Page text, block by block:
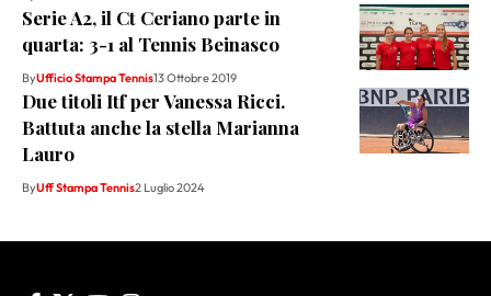
Serie A2, il Ct Ceriano parte in
quarta: 3-1 al Tennis Beinasco
ByUfficio Stampa Tennis13 Ottobre 2019
Due titoli Itf per Vanessa Ricci.
Battuta anche la stella Marianna
Lauro
ByUff Stampa Tennis2 Luglio 2024